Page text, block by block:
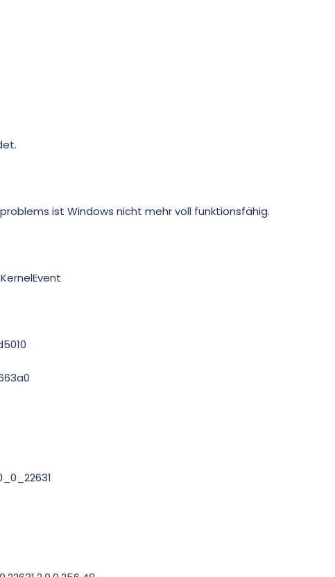
ist Windows nicht mehr voll funktionsfähig.